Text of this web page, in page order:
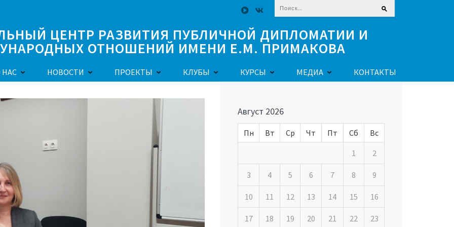
ЦЕНТР РАЗВИТИЯ ПУБЛИЧНОЙ ДИПЛОМАТИИ И
ОТНОШЕНИЙ ИМЕНИ Е.М. ПРИМАКОВА
НАС НОВОСТИ ПРОЕКТЫ КЛУБЫ КУРСЫ МЕДИА КОНТАКТЫ
Август 2026
Пн Вт Ср Чт Пт Сб
Вс
1
2
3 4 5 6 7 8 9
10 11 12 13 14 15 16
17 18 19 20 21 22 23